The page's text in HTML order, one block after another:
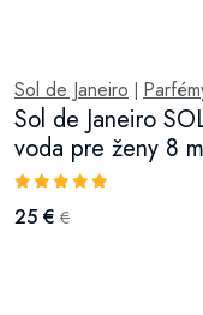
Sol de Janeiro
Sol de Janeiro
voda pre ženy 8
25 € €